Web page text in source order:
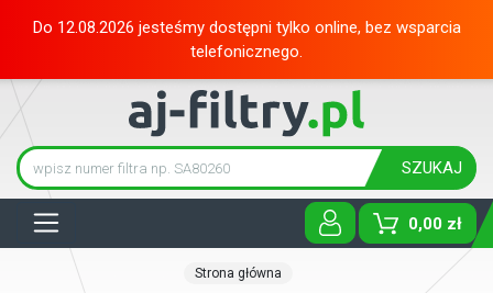
Do 12.08.2026 jesteśmy dostępni tylko online, bez wsparcia
telefonicznego.
SZUKAJ
0,00 zł
Strona główna